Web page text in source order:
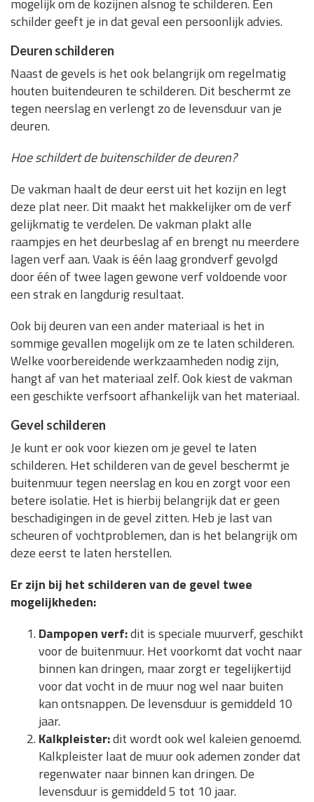
mogelijk om de kozijnen alsnog te schilderen. Een
schilder geeft je in dat geval een persoonlijk advies.
Deuren schilderen
Naast de gevels is het ook belangrijk om regelmatig
houten buitendeuren te schilderen. Dit beschermt ze
tegen neerslag en verlengt zo de levensduur van je
deuren.
Hoe schildert de buitenschilder de deuren?
De vakman haalt de deur eerst uit het kozijn en legt
deze plat neer. Dit maakt het makkelijker om de verf
gelijkmatig te verdelen. De vakman plakt alle
raampjes en het deurbeslag af en brengt nu meerdere
lagen verf aan. Vaak is één laag grondverf gevolgd
door één of twee lagen gewone verf voldoende voor
een strak en langdurig resultaat.
Ook bij deuren van een ander materiaal is het in
sommige gevallen mogelijk om ze te laten schilderen.
Welke voorbereidende werkzaamheden nodig zijn,
hangt af van het materiaal zelf. Ook kiest de vakman
een geschikte verfsoort afhankelijk van het materiaal.
Gevel schilderen
Je kunt er ook voor kiezen om je gevel te laten
schilderen. Het schilderen van de gevel beschermt je
buitenmuur tegen neerslag en kou en zorgt voor een
betere isolatie. Het is hierbij belangrijk dat er geen
beschadigingen in de gevel zitten. Heb je last van
scheuren of vochtproblemen, dan is het belangrijk om
deze eerst te laten herstellen.
Er zijn bij het schilderen van de gevel twee
mogelijkheden:
Dampopen verf:dit is speciale muurverf, geschikt
voor de buitenmuur. Het voorkomt dat vocht naar
binnen kan dringen, maar zorgt er tegelijkertijd
voor dat vocht in de muur nog wel naar buiten
kan ontsnappen. De levensduur is gemiddeld 10
jaar.
Kalkpleister:dit wordt ook wel kaleien genoemd.
Kalkpleister laat de muur ook ademen zonder dat
regenwater naar binnen kan dringen. De
levensduur is gemiddeld 5 tot 10 jaar.